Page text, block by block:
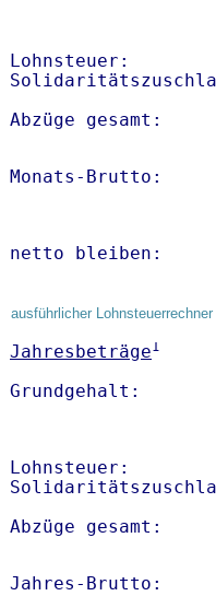
Lohnsteuer:
Abzüge gesamt:
Monats-
netto
ausführlicher
Jahresbeträge1
Lohnsteuer:
Abzüge gesamt:
Jahres-